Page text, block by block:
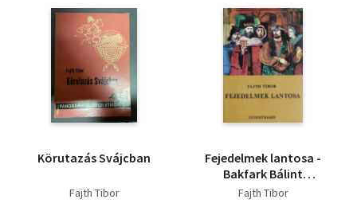
Körutazás Svájcban
Fajth Tibor
Fejedelmek lantosa -
Bakfark Bálint
életének regénye
Fajth Tibor